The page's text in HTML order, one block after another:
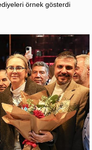
örnek gösterdi